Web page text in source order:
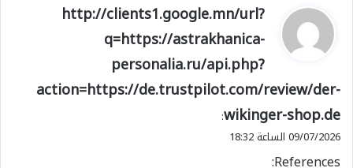
ي
و
ل
http://clients1.google.mn/url?
q=https://astrakhanica-
personalia.ru/api.php?
action=https://de.trustpilot.com/review/der-
wikinger-shop.de
:
09/07/2026 الساعة 18:32
References: